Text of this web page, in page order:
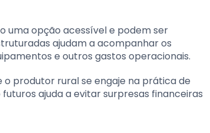
uma opção acessível e podem ser
ajudam a acompanhar os
e outros gastos operacionais.
produtor rural se engaje na prática de
ajuda a evitar surpresas financeiras